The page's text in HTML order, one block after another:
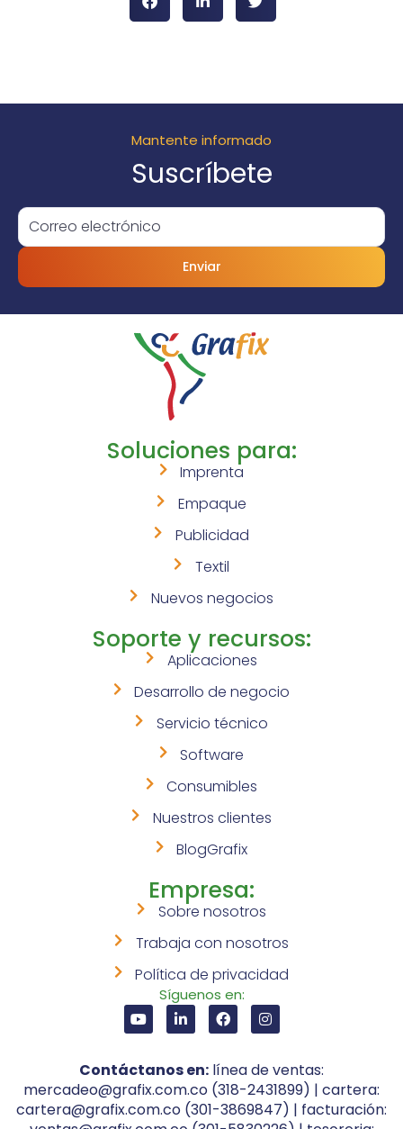
Mantente informado
Suscríbete
Enviar
Soluciones para:
Imprenta
Empaque
Publicidad
Textil
Nuevos negocios
Soporte y recursos:
Aplicaciones
Desarrollo de negocio
Servicio técnico
Software
Consumibles
Nuestros clientes
BlogGrafix
Empresa:
Sobre nosotros
Trabaja con nosotros
Política de privacidad
Síguenos en:
Contáctanos en: línea de ventas:
mercadeo@grafix.com.co (318-2431899) | cartera:
cartera@grafix.com.co (301-3869847) | facturación: